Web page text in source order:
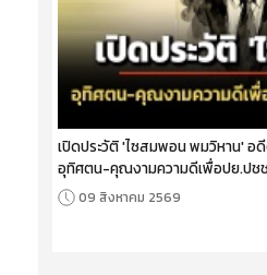
เปิดประวัติ 'ไซสมพอน พมวิหาน' อ
อุทิศตน-คุณงามความดีเพื่อปย.ปช
09 สิงหาคม 2569